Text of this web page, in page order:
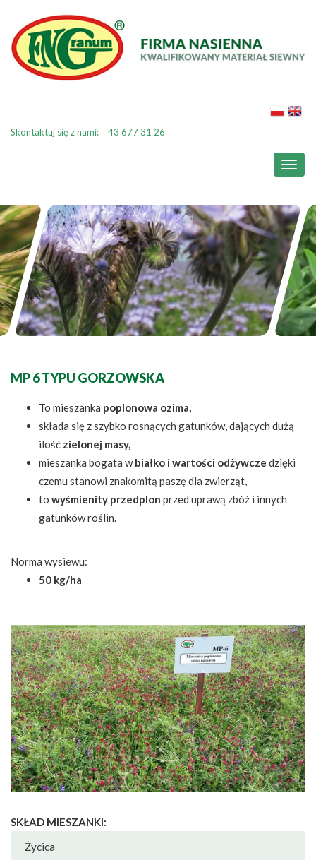
Skontaktuj się z nami: 43 677 31 26
MP 6 TYPU GORZOWSKA
To mieszanka poplonowa ozima,
składa się z szybko rosnących gatunków, dających dużą
ilość zielonej masy,
mieszanka bogata wbiałko i wartości odżywcze dzięki
czemu stanowi znakomitą paszę dla zwierząt,
to wyśmienity przedplon przed uprawą zbóż i innych
gatunków roślin.
Norma wysiewu:
50 kg/ha
SKŁAD MIESZANKI:
Życica